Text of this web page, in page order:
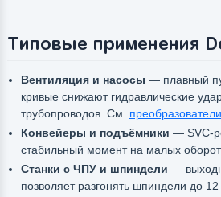
Типовые применения
Вентиляция и насосы — плавный
кривые снижают гидравлические
трубопроводов. См.
Конвейеры и подъёмники — SVC-
стабильный момент на малых
Станки с ЧПУ и шпиндели —
позволяет разгонять шпиндели до